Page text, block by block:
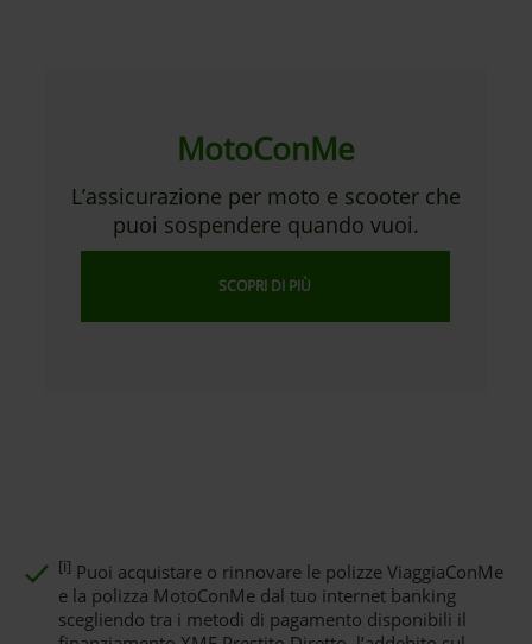
MotoConMe
L’assicurazione per moto e scooter che
puoi sospendere quando vuoi.
SCOPRI DI PIÙ
[i] Puoi acquistare o rinnovare le polizze ViaggiaConMe
e la polizza MotoConMe dal tuo internet banking
scegliendo tra i metodi di pagamento disponibili il